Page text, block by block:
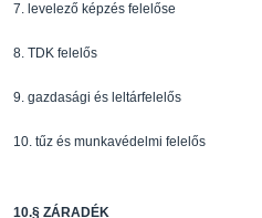
7. levelező képzés felel őse
8. TDK felel ős
9. gazdasági és leltárfelel ős
10. tűz és munkavédelmi felel ős
10.§ ZÁRADÉK